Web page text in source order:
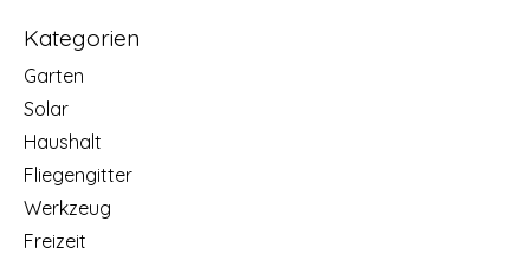
Kategorien
Garten
Solar
Haushalt
Fliegengitter
Werkzeug
Freizeit